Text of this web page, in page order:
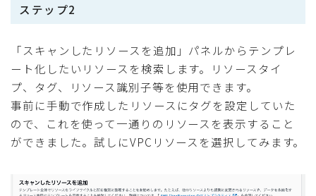
ステップ2
「スキャンしたリソースを追加」パネルからテンプレ
ート化したいリソースを検索します。リソースタイ
プ、タグ、リソース識別子等を使用できます。
事前に手動で作成したリソースにタグを設定していた
ので、これを使って一通りのリソースを表示すること
ができました。試しにVPCリソースを選択してみます。